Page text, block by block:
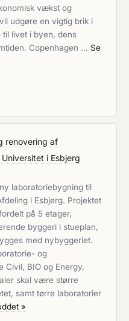
vækst og
udgøre en vigtig brik i
til livet i byen, dens
Copenhagen … Se
renovering af
i Esbjerg
laboratoriebygning til
i Esbjerg. Projektet
på 5 etager,
byggeri i stueplan,
med nybyggeriet.
og
Civil, BIO og Energy,
skal være større
samt tørre laboratorier
»